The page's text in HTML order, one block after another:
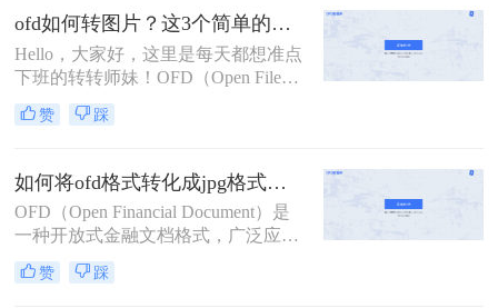
要特殊阅读软件的情况下查看或分享
文档内容。本文将指导您ofd文件怎么
转图片，并介绍两种常用的转换方
法。
ofd如何转图片？这3个简单的方法快试试吧！
Hello，大家好，这里是每天都想准点
下班的转转师妹！OFD（Open File
Document）作为一种电子文档格式，
拥有高度的可读性和编辑性。但在某
转换为图片格式，如JPEG、PNG等，
以便于分享、打印或嵌入到网页中。
那么ofd如何转图片呢？以下是三种将
OFD转换为图片的方法：
赞 踩
如何将ofd格式转化成jpg格式？教你转转大师的两钟转换方法！
OFD（Open Financial Document）是
一种开放式金融文档格式，广泛应用
于金融行业和文档交换领域。然而，
在某些情况下，我们可能需要将OFD
赞 踩